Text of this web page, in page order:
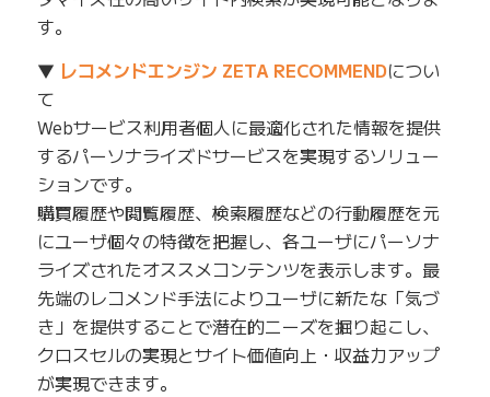
す。
▼ レコメンドエンジン ZETA RECOMMENDについ
て
Webサービス利用者個人に最適化された情報を提供
するパーソナライズドサービスを実現するソリュー
ションです。
購買履歴や閲覧履歴、検索履歴などの行動履歴を元
にユーザ個々の特徴を把握し、各ユーザにパーソナ
ライズされたオススメコンテンツを表示します。最
先端のレコメンド手法によりユーザに新たな「気づ
き」を提供することで潜在的ニーズを掘り起こし、
クロスセルの実現とサイト価値向上・収益力アップ
が実現できます。